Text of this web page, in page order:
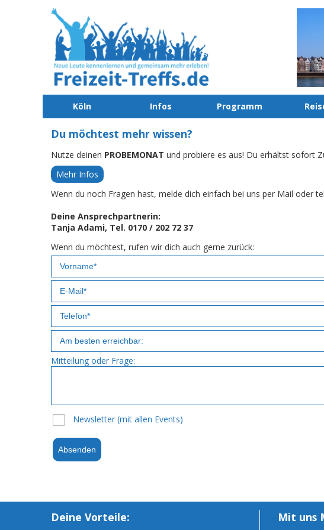
Köln Infos Programm
Du möchtest mehr wissen?
Nutze deinen PROBEMONAT und probiere es aus! Du erhältst sofort
Mehr Infos
Wenn du noch Fragen hast, melde dich einfach bei uns per Mail oder
Deine Ansprechpartnerin:
Tanja Adami, Tel. 0170 / 202 72 37
Wenn du möchtest, rufen wir dich auch gerne zurück:
Mitteilung oder Frage:
Newsletter (mit allen Events)
Absenden
Deine Vorteile: Mit uns